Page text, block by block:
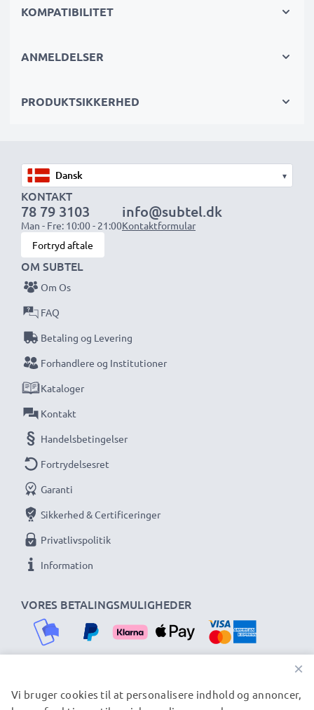
strøm til intensive, langvarige foto- eller
Vælg CELLONIC og gå aldrig på kompromis med
KOMPATIBILITET
ANMELDELSER
PRODUKTSIKKERHED
▾
KONTAKT
78 79 3103
Man - Fre: 10:00 - 21:00
info@subtel.dk
Kontaktformular
Fortryd aftale
VORES BETALINGSMULIGHEDER
OM SUBTEL
Om Os
FAQ
Betaling og Levering
Forhandlere og Institutioner
Kataloger
Kontakt
Handelsbetingelser
Fortrydelsesret
Garanti
Sikkerhed & Certificeringer
Privatlivspolitik
Information
VORES FORSENDELSESPARTNERE
×
Vi bruger cookies til at personalisere indhold og annoncer,